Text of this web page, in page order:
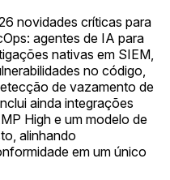
novidades críticas para
agentes de IA para
nativas em SIEM,
no código,
de vazamento de
ainda integrações
High e um modelo de
alinhando
em um único